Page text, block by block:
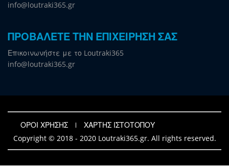
info@loutraki365.gr
ΠΡΟΒΑΛΕΤΕ ΤΗΝ ΕΠΙΧΕΙΡΗΣΗ ΣΑΣ
Επικοινωνήστε με το Loutraki365
info@loutraki365.gr
ΟΡΟΙ ΧΡΗΣΗΣ
ΧΑΡΤΗΣ ΙΣΤΟΤΟΠΟΥ
Copyright © 2018 - 2020 Loutraki365.gr. All rights reserved.